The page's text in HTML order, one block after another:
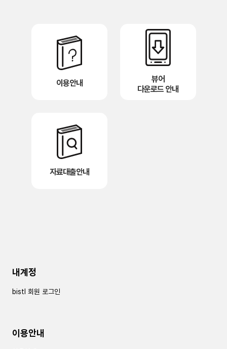
이용안내
뷰어
다운로드 안내
자료대출안내
내계정
bistl 회원 로그인
이용안내